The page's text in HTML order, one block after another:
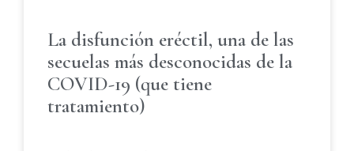
La disfunción eréctil, una de las
secuelas más desconocidas de la
COVID-19 (que tiene
tratamiento)